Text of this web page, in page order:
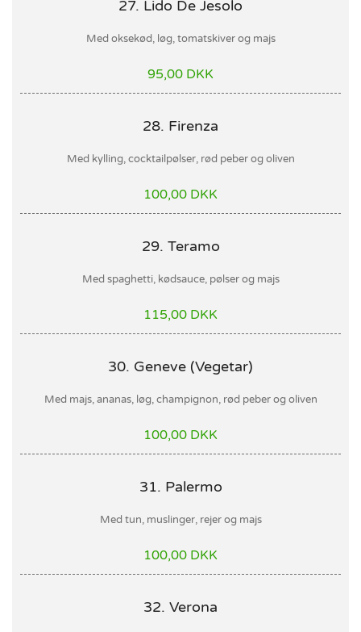
27. Lido De Jesolo
Med oksekød, løg, tomatskiver og majs
95,00 DKK
28. Firenza
Med kylling, cocktailpølser, rød peber og oliven
100,00 DKK
29. Teramo
Med spaghetti, kødsauce, pølser og majs
115,00 DKK
30. Geneve (Vegetar)
Med majs, ananas, løg, champignon, rød peber og oliven
100,00 DKK
31. Palermo
Med tun, muslinger, rejer og majs
100,00 DKK
32. Verona